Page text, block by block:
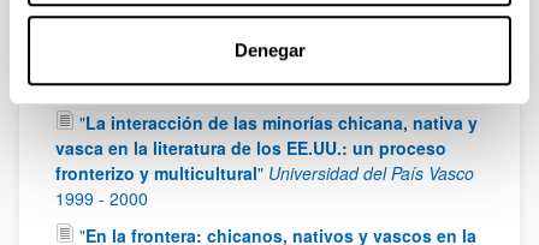
Denegar
contemporánea de los Estados Unidos (1980-2000)
Universidad del País Vasco 2001-2003
"La interacción de las minorías chicana, nativa y
vasca en la literatura de los EE.UU.: un proceso
fronterizo y multicultural" Universidad del País Vasco
1999 - 2000
"En la frontera: chicanos, nativos y vascos en la